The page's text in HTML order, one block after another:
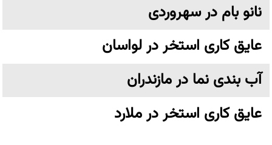
نانو بام در سهروردی
عایق کاری استخر در لواسان
آب بندی نما در مازندران
عایق کاری استخر در ملارد